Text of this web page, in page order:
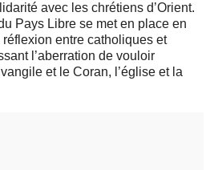
avec les chrétiens d’Orient.
Pays Libre se met en place en
entre catholiques et
l’aberration de vouloir
et le Coran, l’église et la